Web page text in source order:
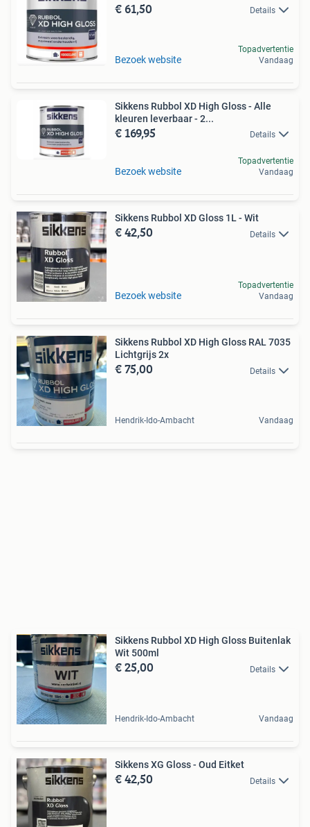
€ 61,50 Details
Bezoek website
Topadvertentie
Vandaag
Sikkens Rubbol XD High Gloss - Alle
kleuren leverbaar - 2...
€ 169,95 Details
Bezoek website
Topadvertentie
Vandaag
Sikkens Rubbol XD Gloss 1L - Wit
€ 42,50 Details
Bezoek website
Topadvertentie
Vandaag
Sikkens Rubbol XD High Gloss RAL 7035
Lichtgrijs 2x
€ 75,00 Details
Hendrik-Ido-Ambacht Vandaag
Sikkens Rubbol XD High Gloss Buitenlak
Wit 500ml
€ 25,00 Details
Hendrik-Ido-Ambacht Vandaag
Sikkens XG Gloss - Oud Eitket
€ 42,50 Details